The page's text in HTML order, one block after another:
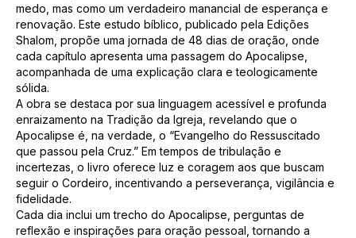
medo, mas como um verdadeiro manancial de esperança e
renovação. Este estudo bíblico, publicado pela Edições
Shalom, propõe uma jornada de 48 dias de oração, onde
cada capítulo apresenta uma passagem do Apocalipse,
acompanhada de uma explicação clara e teologicamente
sólida.
A obra se destaca por sua linguagem acessível e profunda
enraizamento na Tradição da Igreja, revelando que o
Apocalipse é, na verdade, o “Evangelho do Ressuscitado
que passou pela Cruz.” Em tempos de tribulação e
incertezas, o livro oferece luz e coragem aos que buscam
seguir o Cordeiro, incentivando a perseverança, vigilância e
fidelidade.
Cada dia inclui um trecho do Apocalipse, perguntas de
reflexão e inspirações para oração pessoal, tornando a